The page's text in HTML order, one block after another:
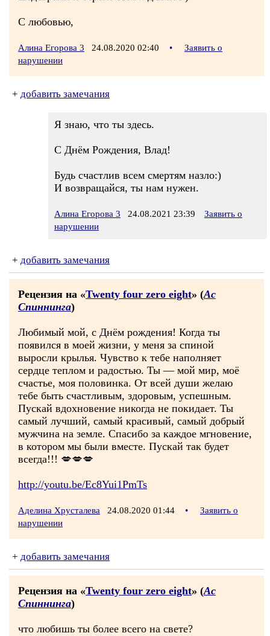
С любовью,
Алина Егорова 3 24.08.2020 02:40 •
Заявить о
нарушении
+ добавить замечания
Я знаю, что ты здесь.
С Днём Рождения, Влад!
Будь счастлив всем смертям назло:)
И возвращайся, ты нам нужен.
Алина Егорова 3 24.08.2021 23:39
Заявить о
нарушении
+ добавить замечания
Рецензия на «Twenty four zero eight» (Ас
Спиннинга)
Любимый мой, с Днём рождения! Когда ты
появился в моей жизни, у меня за спиной
выросли крылья. Чувство к тебе наполняет
сердце теплом и радостью. Ты — мой мир, моё
счастье, моя половинка. От всей души желаю
тебе быть счастливым, здоровым, успешным.
Пускай вдохновение никогда не покидает. Ты
самый лучший, самый красивый, самый добрый
мужчина на земле. Спасибо за каждое мгновение,
в котором мы были вместе. Пускай так будет
всегда!!! 💋💋💋
http://youtu.be/Ec8Yui1PmTs
Аделина Хрусталева 24.08.2020 01:44 •
Заявить о
нарушении
+ добавить замечания
Рецензия на «Twenty four zero eight» (Ас
Спиннинга)
что любишь ты более всего на свете?